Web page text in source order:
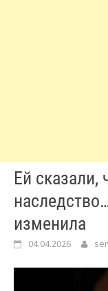
Ей сказали,
изменила
04.04.2026